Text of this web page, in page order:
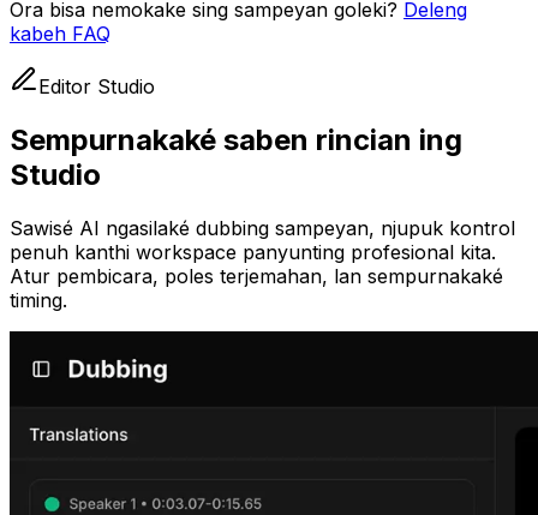
Ora bisa nemokake sing sampeyan goleki? Deleng
kabeh FAQ
Editor Studio
Sempurnakaké saben rincian ing
Studio
Sawisé AI ngasilaké dubbing sampeyan, njupuk kontrol
penuh kanthi workspace panyunting profesional kita.
Atur pembicara, poles terjemahan, lan sempurnakaké
timing.